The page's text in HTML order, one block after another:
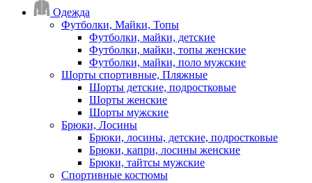
Одежда
Футболки, Майки, Топы
Футболки, майки, детские
Футболки, майки, топы женские
Футболки, майки, поло мужские
Шорты спортивные, Пляжные
Шорты детские, подростковые
Шорты женские
Шорты мужские
Брюки, Лосины
Брюки, лосины, детские, подростковые
Брюки, капри, лосины женские
Брюки, тайтсы мужские
Спортивные костюмы